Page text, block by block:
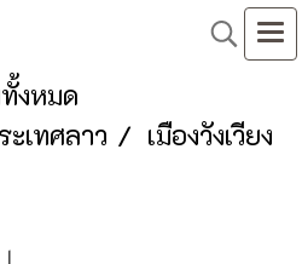
งหมด
เทศลาว
เมืองวังเวียง
|